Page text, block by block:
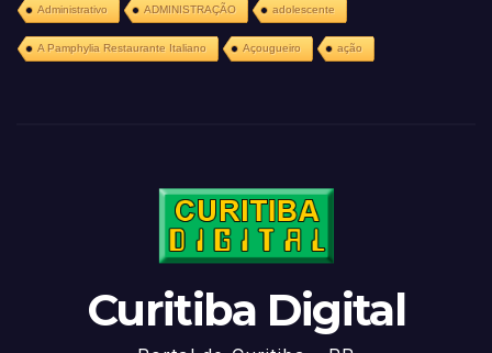
Administrativo ADMINISTRAÇÃO adolescente
A Pamphylia Restaurante Italiano Açougueiro ação
Curitiba Digital